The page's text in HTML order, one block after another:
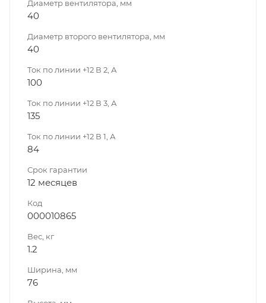
Диаметр вентилятора, мм
40
Диаметр второго вентилятора, мм
40
Ток по линии +12 В 2, А
100
Ток по линии +12 В 3, А
135
Ток по линии +12 В 1, А
84
Срок гарантии
12 месяцев
Код
000010865
Вес, кг
1.2
Ширина, мм
76